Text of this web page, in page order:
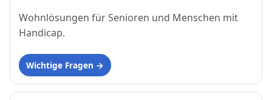
Wohnlösungen für Senioren und Menschen mit
Handicap.
Wichtige Fragen